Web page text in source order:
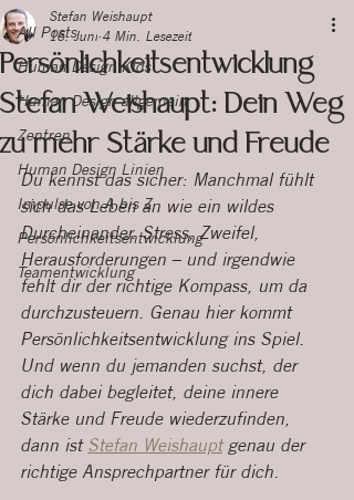
All Posts
Human Design Kids
Human Design allgemein
Zentren
Human Design Linien
Impulse von A bis Z
Persönlichkeitsentwicklung
Teamentwicklung
Persönlichkeitsentwicklung
Stefan Weishaupt: Dein Weg
zu mehr Stärke und Freude
Stefan Weishaupt
16. Juni 4 Min. Lesezeit
Du kennst das sicher: Manchmal fühlt
sich das Leben an wie ein wildes
Durcheinander. Stress, Zweifel,
Herausforderungen – und irgendwie
fehlt dir der richtige Kompass, um da
durchzusteuern. Genau hier kommt
Persönlichkeitsentwicklung ins Spiel.
Und wenn du jemanden suchst, der
dich dabei begleitet, deine innere
Stärke und Freude wiederzufinden,
dann ist Stefan Weishaupt genau der
richtige Ansprechpartner für dich.